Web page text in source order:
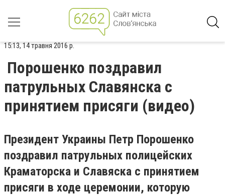
15:13, 14 травня 2016 р.
Порошенко поздравил
патрульных Славянска с
принятием присяги (видео)
Президент Украины Петр Порошенко
поздравил патрульных полицейских
Краматорска и Славяска с принятием
присяги в ходе церемонии, которую